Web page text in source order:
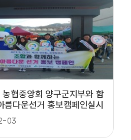
농협중앙회 양구군지부와 함
름다운선거 홍보캠페인실시
03